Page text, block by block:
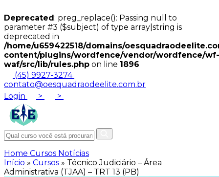
Deprecated: preg_replace(): Passing null to
parameter #3 ($subject) of type array|string is
deprecated in
/home/u659422518/domains/
content/plugins/wordfence/vendor/wordfence/wf-
waf/src/lib/rules.php on line 1896
(45) 9927-3274
contato@oesquadraodeelite.com.br
Login
> >
Home Cursos Notícias
Início » Cursos » Técnico Judiciário – Área
Administrativa (TJAA) – TRT 13 (PB)